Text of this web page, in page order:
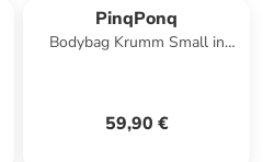
PinqPonq
Bodybag Krumm Small in
59,90 €